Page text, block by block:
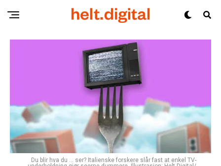
Du blir hva du ... ser? Italienske forskere slår fast at enkel TV-